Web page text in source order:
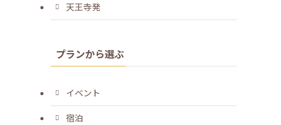
天王寺発
プランから選ぶ
イベント
宿泊